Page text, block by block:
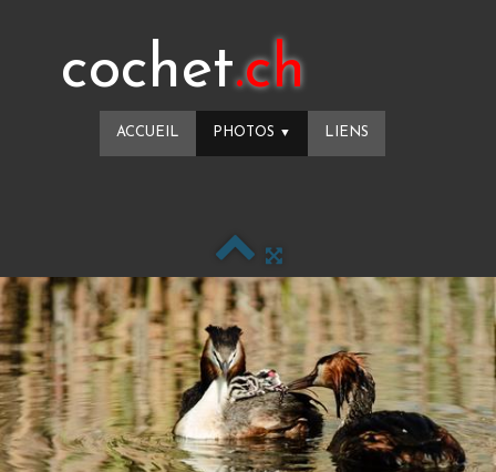
cochet.ch
ACCUEIL PHOTOS ▼ LIENS